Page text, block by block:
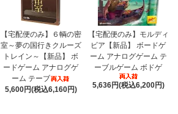
【宅配便のみ】６輌の密
室～夢の国行きクルーズ
トレイン～【新品】 ボ
ードゲーム アナログゲ
ーム テーブ
5,600円(税込6,160円)
【宅配便のみ】モルディ
ビア【新品】 ボードゲ
ーム アナログゲーム テ
ーブルゲーム ボドゲ
5,636円(税込6,200円)